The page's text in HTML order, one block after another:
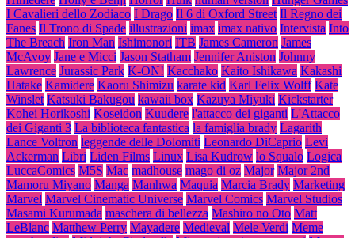
I Cavalieri dello Zodiaco I Drago Il 6 di Oxford Street Il Regno dei
Fanes Il Trono di Spade illustrazioni imax imax nativo Intervista Into
The Breach Iron Man Ishimonori ITB James Cameron James
McAvoy Jane e Micci Jason Statham Jennifer Aniston Johnny
Lawrence Jurassic Park K-ON! Kacchako Kaito Ishikawa Kakashi
Hatake Kamidere Kaoru Shimizu karate kid Karl Felix Wolff Kate
Winslet Katsuki Bakugou kawaii box Kazuya Miyuki Kickstarter
Kohei Horikoshi Koseidon Kuudere l'attacco dei giganti L'Attacco
dei Giganti 3 La biblioteca fantastica la famiglia brady Lagarith
Lance Voltron leggende delle Dolomiti Leonardo DiCaprio Levi
Ackerman Libri Liden Films Linux Lisa Kudrow lo Squalo Logica
LuccaComics M5S Mac madhouse mago di oz Major Major 2nd
Mamoru Miyano Manga Manhwa Maquia Marcia Brady Marketing
Marvel Marvel Cinematic Universe Marvel Comics Marvel Studios
Masami Kurumada maschera di bellezza Mashiro no Oto Matt
LeBlanc Matthew Perry Mayadere Medieval Mele Verdi Meme